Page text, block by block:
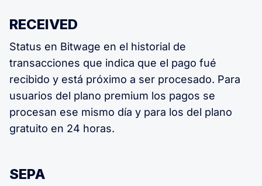
RECEIVED
Status en Bitwage en el historial de
transacciones que indica que el pago fué
recibido y está próximo a ser procesado. Para
usuarios del plano premium los pagos se
procesan ese mismo día y para los del plano
gratuito en 24 horas.
SEPA